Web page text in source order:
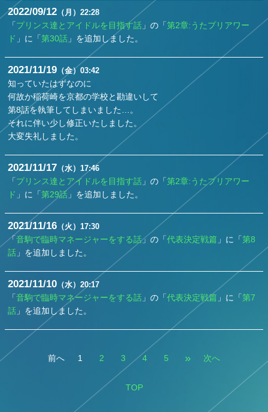
2022 09 12 （月） 22:28
「プリンス達とアイドルを目指す話 」の「第2章:うたプリアワー
ド 」に「第30話 」を追加しました。
2021 11 19 （金） 03:42
知っていたはずなのに
何故か稲荷崎を京都の学校と勘違いして
第8話を執筆してしまいました…。
それに伴い少し修正いたしました。
大変失礼しました。
2021 11 17 （水） 17:46
「プリンス達とアイドルを目指す話 」の「第2章:うたプリアワー
ド 」に「第29話 」を追加しました。
2021 11 16 （火） 17:30
「音駒で臨時マネージャーをする話」の「代表決定戦篇 」に「第8
話 」を追加しました。
2021 11 10 （水） 20:17
「音駒で臨時マネージャーをする話 」の「代表決定戦篇 」に「第7
話 」を追加しました。
前へ 1 2 3 4 5 » 次へ
TOP